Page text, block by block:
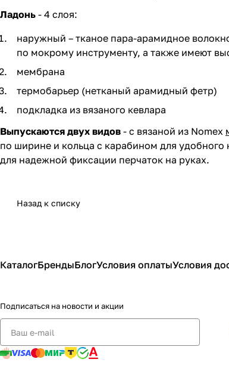
Ладонь - 4 слоя:
наружный – тканое пара-арамидное
по мокрому инструменту, а также имеют
мембрана
термобарьер (нетканый арамидный фетр)
подкладка из вязаного кевлара
Выпускаются двух видов - с вязаной из Nomex
по ширине и кольца с карабином для
для надежной фиксации перчаток на руках.
Назад к списку
КаталогБрендыБлогУсловия оплатыУсловия
Подписаться на новости и акции